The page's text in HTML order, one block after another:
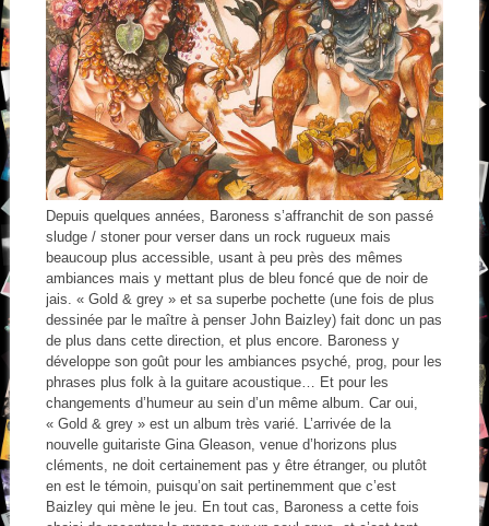
Depuis quelques années, Baroness s’affranchit de son passé
sludge / stoner pour verser dans un rock rugueux mais
beaucoup plus accessible, usant à peu près des mêmes
ambiances mais y mettant plus de bleu foncé que de noir de
jais. « Gold & grey » et sa superbe pochette (une fois de plus
dessinée par le maître à penser John Baizley) fait donc un pas
de plus dans cette direction, et plus encore. Baroness y
développe son goût pour les ambiances psyché, prog, pour les
phrases plus folk à la guitare acoustique… Et pour les
changements d’humeur au sein d’un même album. Car oui,
« Gold & grey » est un album très varié. L’arrivée de la
nouvelle guitariste Gina Gleason, venue d’horizons plus
cléments, ne doit certainement pas y être étranger, ou plutôt
en est le témoin, puisqu’on sait pertinemment que c’est
Baizley qui mène le jeu. En tout cas, Baroness a cette fois